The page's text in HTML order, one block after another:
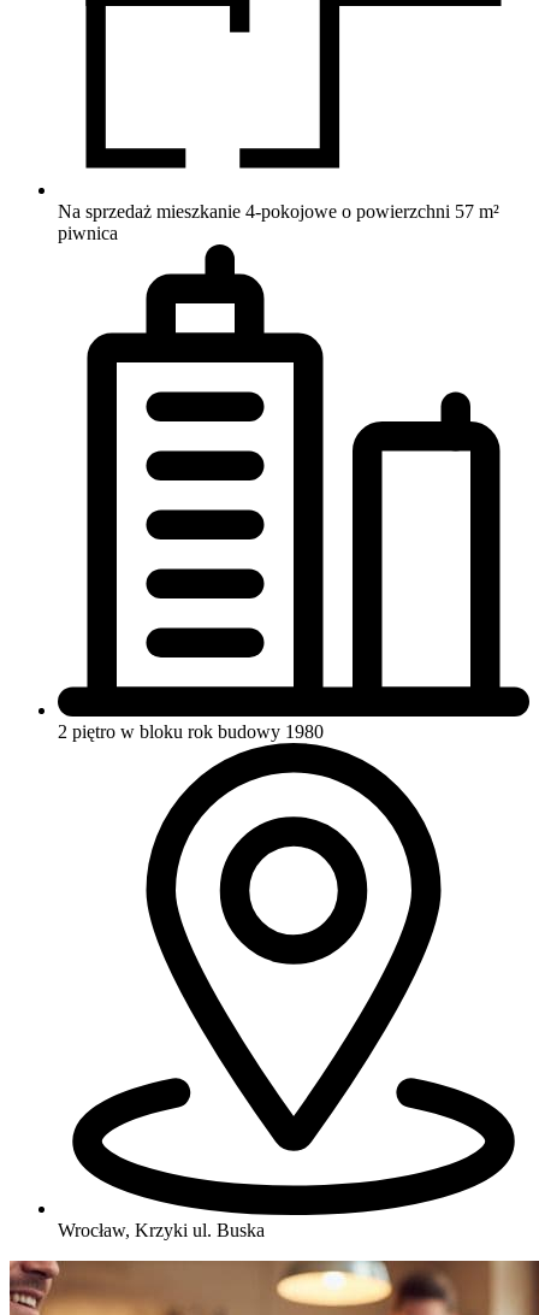
Na sprzedaż mieszkanie 4-pokojowe o powierzchni 57 m²
piwnica
2 piętro w bloku rok budowy 1980
Wrocław, Krzyki ul. Buska